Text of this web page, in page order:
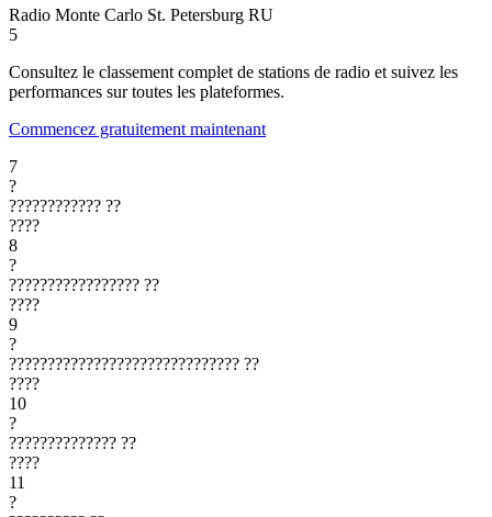
Radio Monte Carlo St. Petersburg RU
5
Consultez le classement complet de stations de radio et suivez les
performances sur toutes les plateformes.
Commencez gratuitement maintenant
7
?
???????????? ??
????
8
?
????????????????? ??
????
9
?
?????????????????????????????? ??
????
10
?
?????????????? ??
????
11
?